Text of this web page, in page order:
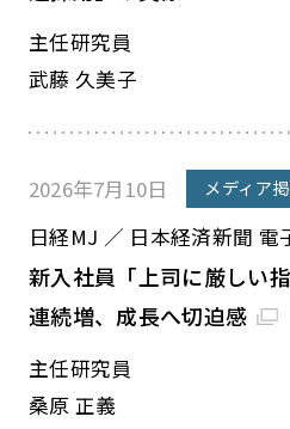
主任研究員
武藤 久美子
2026年7月10日 メディア
日経MJ ／ 日本経済新聞 電
新入社員「上司に厳しい
連続増、成長へ切迫感
主任研究員
桑原 正義